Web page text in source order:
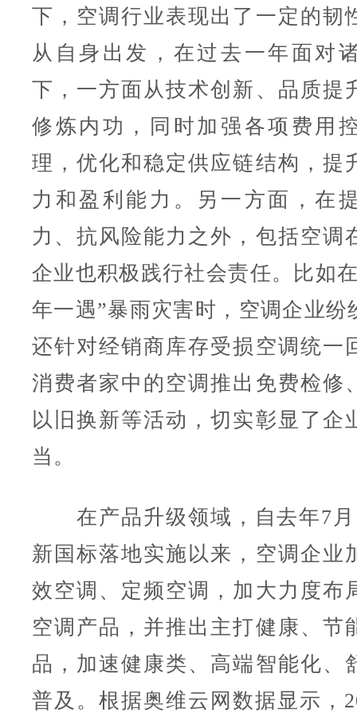
下，空调行业表现出了一定的韧
从自身出发，在过去一年面对
下，一方面从技术创新、品质提
修炼内功，同时加强各项费用
理，优化和稳定供应链结构，提
力和盈利能力。另一方面，在
力、抗风险能力之外，包括空调
企业也积极践行社会责任。比如
年一遇”暴雨灾害时，空调企业纷
还针对经销商库存受损空调统一
消费者家中的空调推出免费检修
以旧换新等活动，切实彰显了企
当。
在产品升级领域，自去年7月
新国标落地实施以来，空调企业
效空调、定频空调，加大力度布
空调产品，并推出主打健康、节
品，加速健康类、高端智能化、
普及。根据奥维云网数据显示，